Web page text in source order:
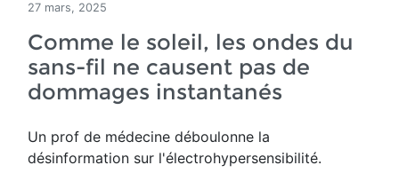
27 mars, 2025
Comme le soleil, les ondes du
sans-fil ne causent pas de
dommages instantanés
Un prof de médecine déboulonne la
désinformation sur l'électrohypersensibilité.